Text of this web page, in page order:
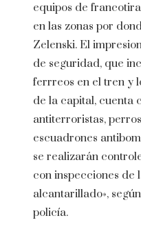
equipos de
en las zonas por
Zelenski. El
de seguridad, que
ferrreos en el tren y
de la capital, cuenta
antiterroristas,
escuadrones
se realizarán
con inspecciones de
alcantarillado»,
policía.